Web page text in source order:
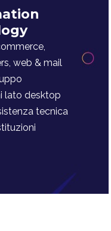
web & mail
lato desktop
tecnica